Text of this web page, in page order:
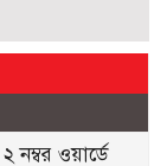
ওয়ার্ডে